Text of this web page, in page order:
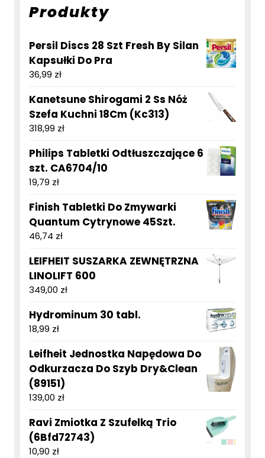
Produkty
Persil Discs 28 Szt Fresh By Silan
Kapsułki Do Pra
36,99 zł
Kanetsune Shirogami 2 Ss Nóż
Szefa Kuchni 18Cm (Kc313)
318,99 zł
Philips Tabletki Odtłuszczające 6
szt. CA6704/10
19,79 zł
Finish Tabletki Do Zmywarki
Quantum Cytrynowe 45Szt.
46,74 zł
LEIFHEIT SUSZARKA ZEWNĘTRZNA
LINOLIFT 600
349,00 zł
Hydrominum 30 tabl.
18,99 zł
Leifheit Jednostka Napędowa Do
Odkurzacza Do Szyb Dry&Clean
(89151)
139,00 zł
Ravi Zmiotka Z Szufelką Trio
(6Bfd72743)
10,90 zł